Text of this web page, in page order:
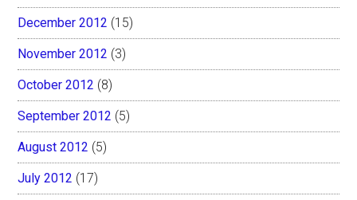
December 2012 (15)
November 2012 (3)
October 2012 (8)
September 2012 (5)
August 2012 (5)
July 2012 (17)